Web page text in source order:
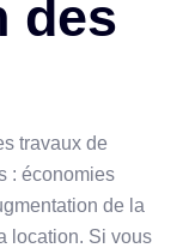
des
travaux de
: économies
de la
location. Si vous